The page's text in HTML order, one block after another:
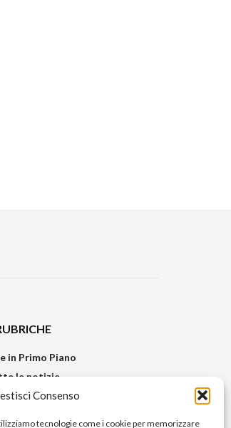
Consenso
tecnologie come i cookie per memorizzare
in Primo Piano
le notizie
Video